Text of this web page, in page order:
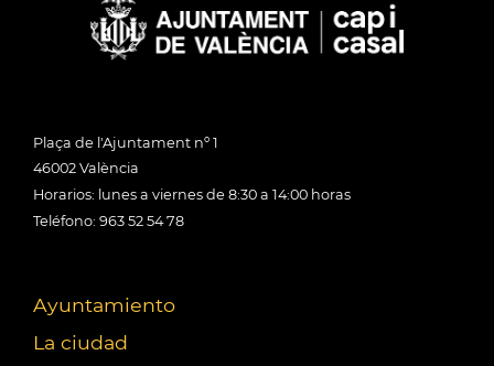
Plaça de l'Ajuntament nº 1
46002 València
Horarios: lunes a viernes de 8:30 a 14:00 horas
Teléfono: 963 52 54 78
Ayuntamiento
La ciudad